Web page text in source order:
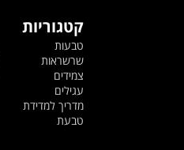
קטגוריות
טבעות
שרשראות
צמידים
עגילים
מדריך למדידת
טבעת